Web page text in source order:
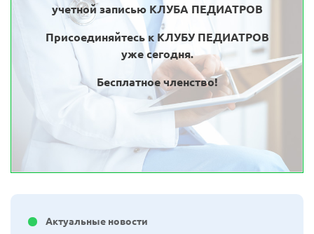
учетной записью КЛУБА ПЕДИАТРОВ
Присоединяйтесь к КЛУБУ ПЕДИАТРОВ
уже сегодня.
Бесплатное членство!
Актуальные новости